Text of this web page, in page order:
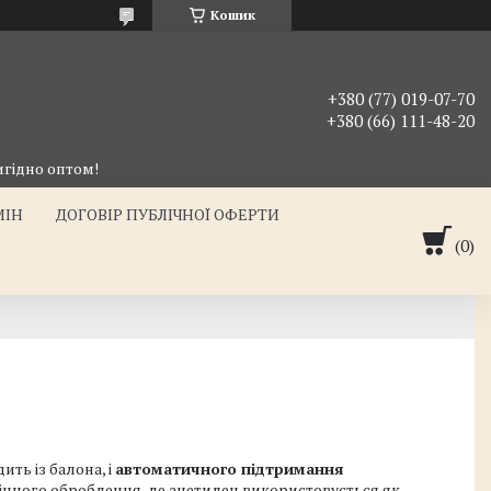
Кошик
оптом!
+380 (77) 019-07-70
+380 (66) 111-48-20
ДОГОВІР ПУБЛІЧНОЇ ОФЕРТИ
із балона, і автоматичного підтримання